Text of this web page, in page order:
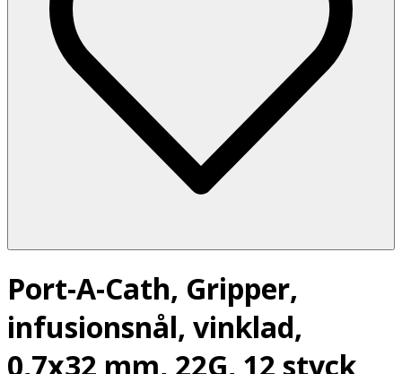
Port-A-Cath, Gripper,
infusionsnål, vinklad,
0,7x32 mm, 22G, 12 styck